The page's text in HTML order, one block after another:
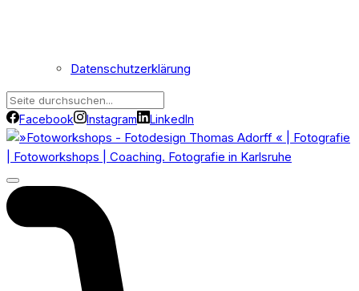
Datenschutzerklärung
Facebook Instagram LinkedIn